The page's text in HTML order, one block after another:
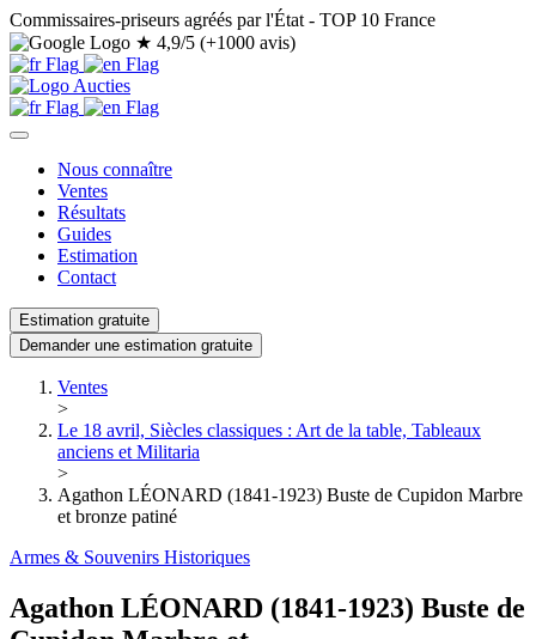
Commissaires-priseurs agréés par l'État - TOP 10 France
★ 4,9/5 (+1000 avis)
Nous connaître
Ventes
Résultats
Guides
Estimation
Contact
Estimation gratuite
Demander une estimation gratuite
Ventes
>
Le 18 avril, Siècles classiques : Art de la table, Tableaux
anciens et Militaria
>
Agathon LÉONARD (1841-1923) Buste de Cupidon Marbre
et bronze patiné
Armes & Souvenirs Historiques
Agathon LÉONARD (1841-1923) Buste de